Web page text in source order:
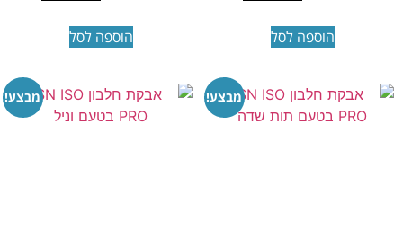
הוספה לסל הוספה לסל
מבצע! מבצע!